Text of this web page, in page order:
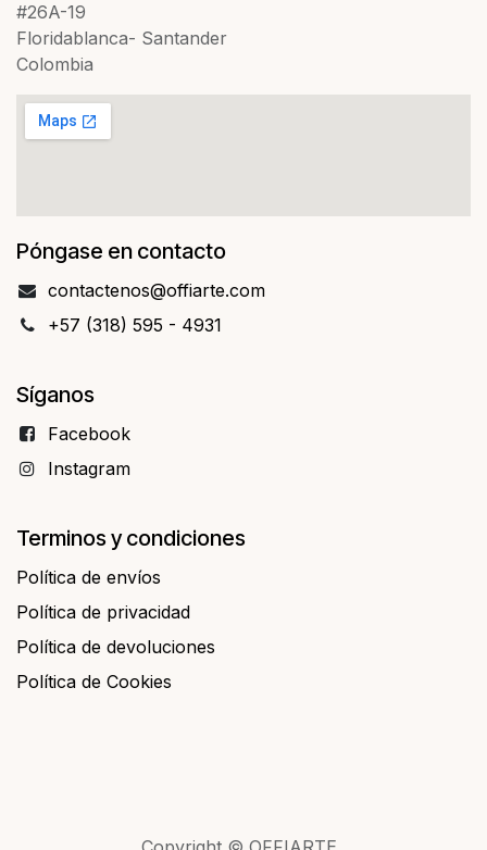
#26A-19
Floridablanca- Santander
Colombia
Póngase en contacto
contact​​enos@offiarte.com
+57 (318) 595 - 4931
Síganos
Facebo​​ok
Instagram
Terminos y condiciones
Política de envíos
Política de privacidad
Política de devoluciones
Política de Cookies